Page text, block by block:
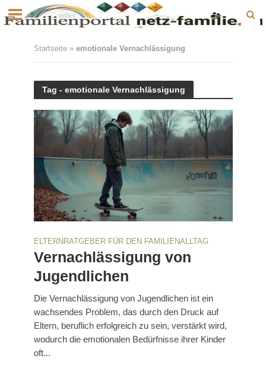
Startseite» emotionale Vernachlässigung
Tag - emotionale Vernachlässigung
ELTERNRATGEBER FÜR DEN FAMILIENALLTAG
Vernachlässigung von
Jugendlichen
Die Vernachlässigung von Jugendlichen ist ein
wachsendes Problem, das durch den Druck auf
Eltern, beruflich erfolgreich zu sein, verstärkt wird,
wodurch die emotionalen Bedürfnisse ihrer Kinder
oft...